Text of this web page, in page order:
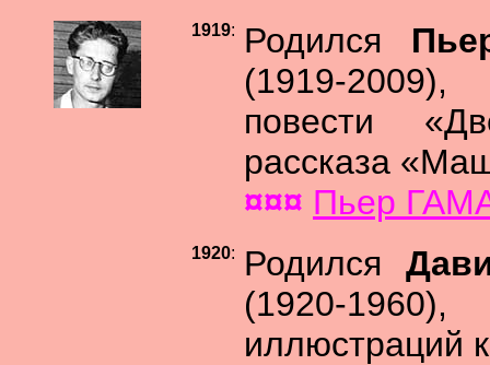
1919: Родился
(1919-2009),
повести
рассказа
¤¤¤ Пьер
1920: Родился
(1920-
иллюстраций